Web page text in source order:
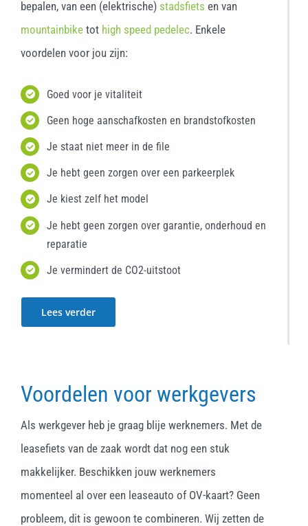
bepalen, van een (elektrische) stadsfiets en van
mountainbiketot high speed pedelec. Enkele
voordelen voor jou zijn:
Goed voor je vitaliteit
Geen hoge aanschafkosten en brandstofkosten
Je staat niet meer in de file
Je hebt geen zorgen over een parkeerplek
Je kiest zelf het model
Je hebt geen zorgen over garantie, onderhoud en
reparatie
Je vermindert de CO2-uitstoot
Lees verder
Voordelen voor werkgevers
Als werkgever heb je graag blije werknemers. Met de
leasefiets van de zaak wordt dat nog een stuk
makkelijker. Beschikken jouw werknemers
momenteel al over een leaseauto of OV-kaart? Geen
probleem, dit is gewoon te combineren. Wij zetten de